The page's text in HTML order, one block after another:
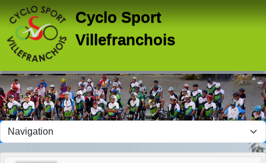
Cyclo Sport
Villefranchois
Panneau de gestion des cookies